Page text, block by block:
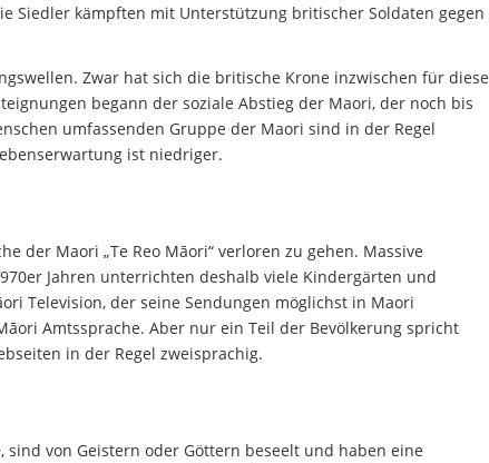
Siedler kämpften mit Unterstützung britischer Soldaten gegen
Zwar hat sich die britische Krone inzwischen für diese
begann der soziale Abstieg der Maori, der noch bis
umfassenden Gruppe der Maori sind in der Regel
ist niedriger.
der Maori „Te Reo Māori“ verloren zu gehen. Massive
Jahren unterrichten deshalb viele Kindergärten und
Television, der seine Sendungen möglichst in Maori
Amtssprache. Aber nur ein Teil der Bevölkerung spricht
in der Regel zweisprachig.
von Geistern oder Göttern beseelt und haben eine